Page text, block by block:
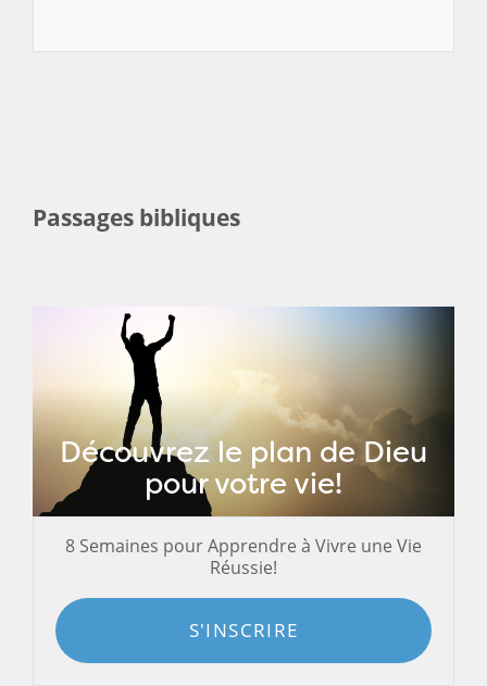
Passages bibliques
Découvrez le plan de Dieu
pour votre vie!
8 Semaines pour Apprendre à Vivre une Vie
Réussie!
S'INSCRIRE